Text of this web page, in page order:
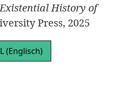
History of
Press, 2025
(Englisch)